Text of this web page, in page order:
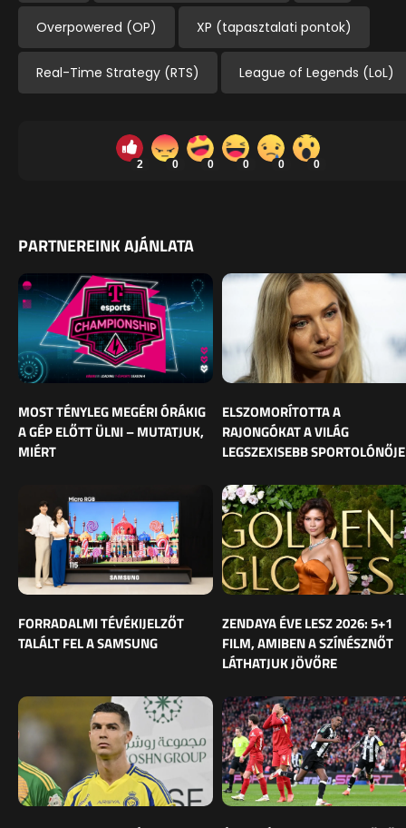
Overpowered (OP) XP (tapasztalati pontok)
Real-Time Strategy (RTS) League of Legends (LoL)
2 0 0 0 0 0
PARTNEREINK AJÁNLATA
MOST TÉNYLEG MEGÉRI ÓRÁKIG
A GÉP ELŐTT ÜLNI – MUTATJUK,
MIÉRT
ELSZOMORÍTOTTA A
RAJONGÓKAT A VILÁG
LEGSZEXISEBB SPORTOLÓNŐJE
FORRADALMI TÉVÉKIJELZŐT
TALÁLT FEL A SAMSUNG
ZENDAYA ÉVE LESZ 2026: 5+1
FILM, AMIBEN A SZÍNÉSZNŐT
LÁTHATJUK JÖVŐRE